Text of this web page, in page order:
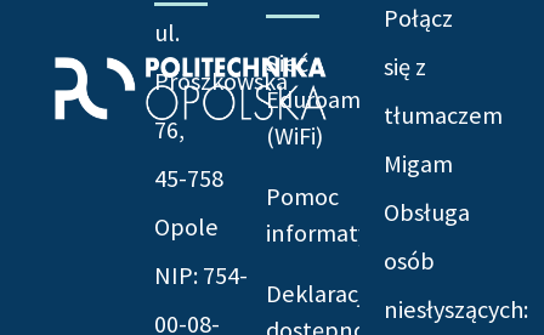
ul.
Prószkowska
76,
45-758
Opole
NIP: 754-
00-08-
Sieć
Eduroam
(WiFi)
Pomoc
informatyczna
Deklaracja
Połącz
się z
tłumaczem
Migam
Obsługa
osób
niesłyszących: